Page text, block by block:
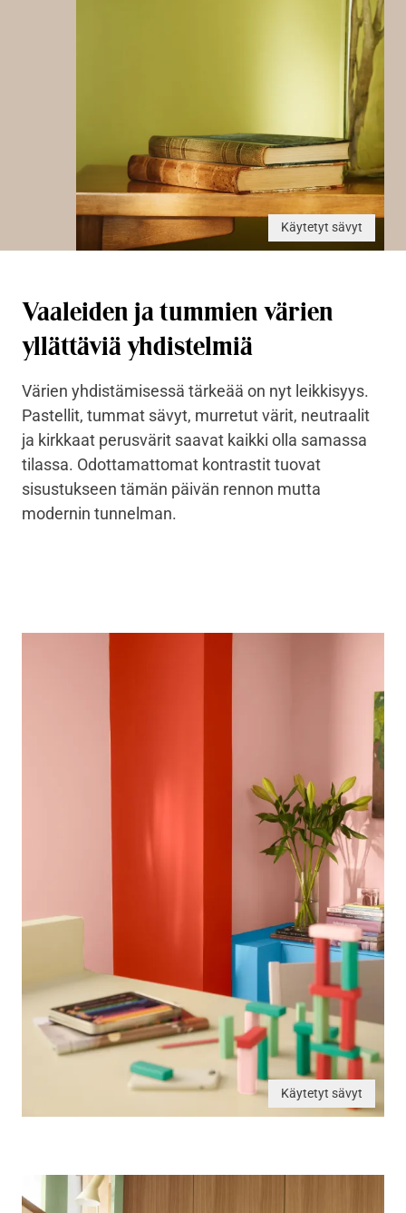
Käytetyt sävyt
Vaaleiden ja tummien värien
yllättäviä yhdistelmiä
Värien yhdistämisessä tärkeää on nyt leikkisyys.
Pastellit, tummat sävyt, murretut värit, neutraalit
ja kirkkaat perusvärit saavat kaikki olla samassa
tilassa. Odottamattomat kontrastit tuovat
sisustukseen tämän päivän rennon mutta
modernin tunnelman.
Käytetyt sävyt